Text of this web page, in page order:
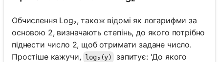
Обчислення Log₂, також відомі як логарифми за
основою 2, визначають степінь, до якого потрібно
піднести число 2, щоб отримати задане число.
Простіше кажучи,
log₂(y)
запитує: 'До якого